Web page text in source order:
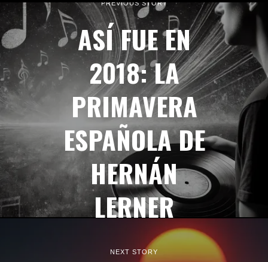
PREVIOUS STORY
ASÍ FUE EN
2018: LA
PRIMAVERA
ESPAÑOLA DE
HERNÁN
LERNER
NEXT STORY